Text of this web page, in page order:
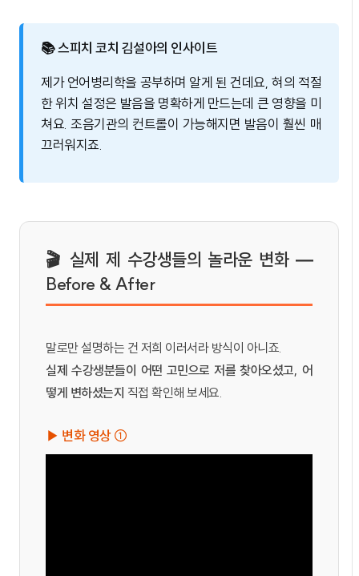
📚 스피치 코치 김설아의 인사이트
제가 언어병리학을 공부하며 알게 된 건데요, 혀의 적절
한 위치 설정은 발음을 명확하게 만드는데 큰 영향을 미
쳐요. 조음기관의 컨트롤이 가능해지면 발음이 훨씬 매
끄러워지죠.
🎬 실제 제 수강생들의 놀라운 변화 —
Before & After
말로만 설명하는 건 저희 이러서라 방식이 아니죠.
실제 수강생분들이 어떤 고민으로 저를 찾아오셨고, 어
떻게 변하셨는지 직접 확인해 보세요.
▶ 변화 영상 ①